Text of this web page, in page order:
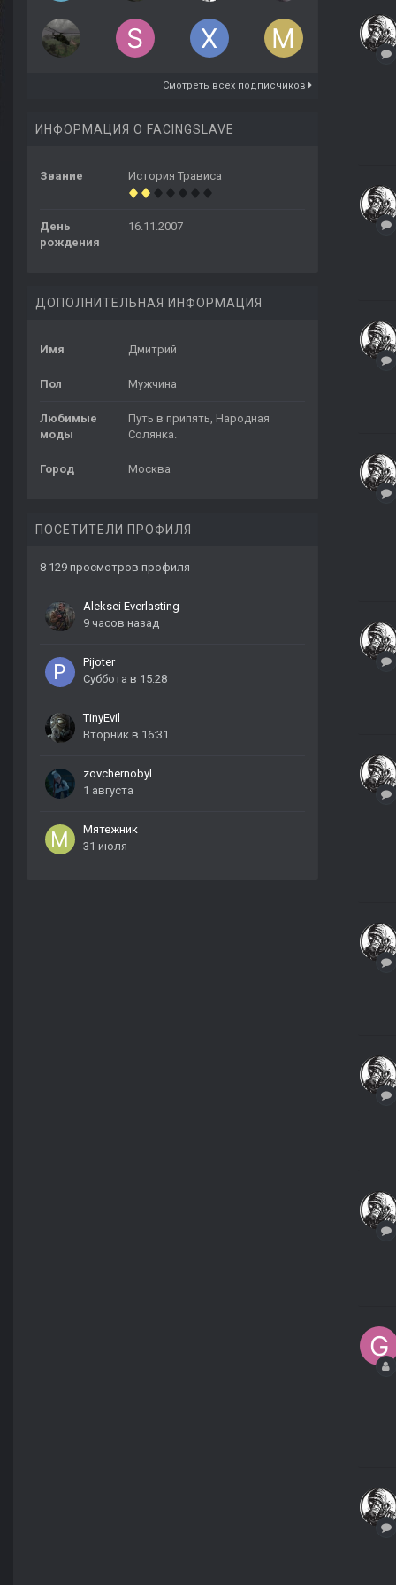
Смотреть всех подписчиков
ИНФОРМАЦИЯ О FACINGSLAVE
Звание История Трависа
День
рождения
16.11.2007
ДОПОЛНИТЕЛЬНАЯ ИНФОРМАЦИЯ
Имя Дмитрий
Пол Мужчина
Любимые
моды
Путь в припять, Народная
Солянка.
Город Москва
ПОСЕТИТЕЛИ ПРОФИЛЯ
8 129 просмотров профиля
Aleksei Everlasting
9 часов назад
Pijoter
Суббота в 15:28
TinyEvil
Вторник в 16:31
zovchernobyl
1 августа
Мятежник
31 июля